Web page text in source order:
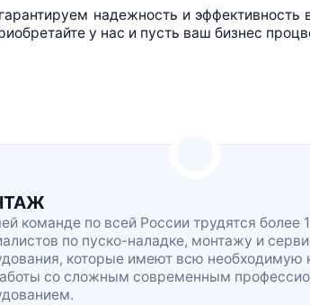
надежность и эффективность
у нас и пусть ваш бизнес
команде по всей России трудятся более
по пуско-наладке, монтажу и
которые имеют всю необходимую
со сложным современным